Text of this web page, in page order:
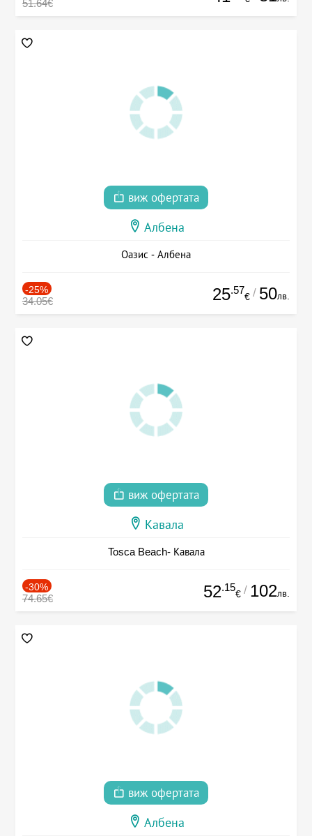
51.64€
виж офертата
Албена
Оазис - Албена
-25%
34.05€ 25.57
€ / 50лв.
виж офертата
Кавала
Tosca Beach- Кавала
-30%
74.65€ 52.15
€ / 102лв.
виж офертата
Албена